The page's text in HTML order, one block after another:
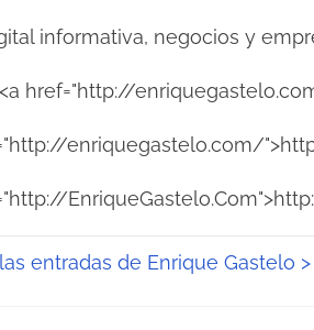
informativa, negocios y
href="http://
enriquegastelo.com/
entradas de Enrique Gastelo >